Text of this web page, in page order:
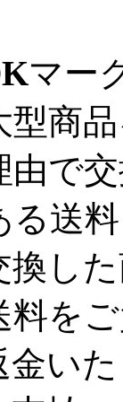
マー
型商
由で
る送
し
料を
い